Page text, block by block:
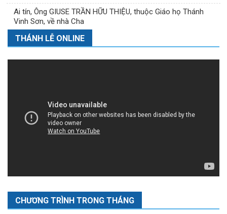
Ai tín, Ông GIUSE TRẦN HỮU THIỆU, thuộc Giáo họ Thánh
Vinh Sơn, về nhà Cha
THÁNH LỄ ONLINE
CHƯƠNG TRÌNH TRONG THÁNG